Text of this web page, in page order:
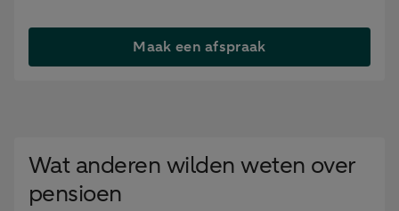
Maak een afspraak
Wat anderen wilden weten over
pensioen